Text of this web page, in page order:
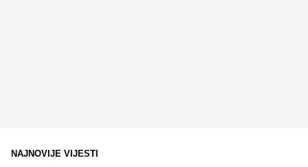
NAJNOVIJE VIJESTI